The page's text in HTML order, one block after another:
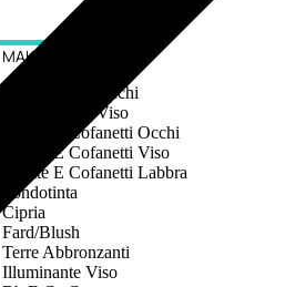
MAKE UP
Base/ Primer Occhi
Base/ Primer Viso
Palette E Cofanetti Occhi
Palette E Cofanetti Viso
Palette E Cofanetti Labbra
Fondotinta
Cipria
Fard/Blush
Terre Abbronzanti
Illuminante Viso